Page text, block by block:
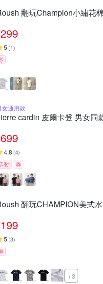
翻玩Champion小繡花
299
5 (1)
女通用款
cardin 皮爾卡登 男女同
699
4.8 (4)
動 券
翻玩CHAMPION美式
199
5 (3)
+3